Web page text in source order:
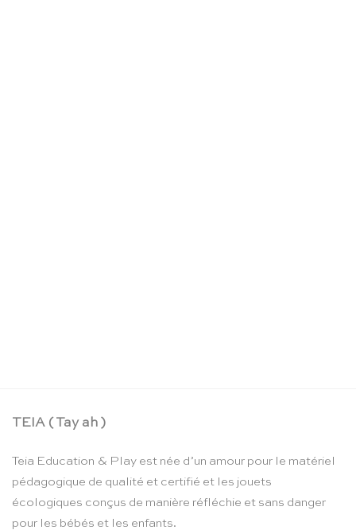
TEIA ( Tay ah )
Teia Education & Play est née d’un amour pour le matériel
pédagogique de qualité et certifié et les jouets
écologiques conçus de manière réfléchie et sans danger
pour les bébés et les enfants.